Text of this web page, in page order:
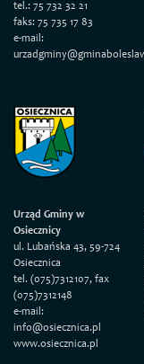
tel.: 75 732 32 21
faks: 75 735 17 83
e-mail:
Urząd Gminy w
Osiecznicy
ul. Lubańska 43, 59-724
Osiecznica
tel. (075)7312107, fax
(075)7312148
e-mail:
info@osiecznica.pl
www.osiecznica.pl